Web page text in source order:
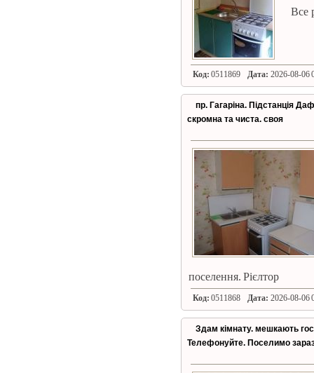
Все
Код: 0511869 Дата: 2026-08-06
пр. Гагаріна. Підстанція
скромна та чиста. своя
поселення. Рієлтор
Код: 0511868 Дата: 2026-08-06
Здам кімнату. мешкають
Телефонуйте. Поселимо